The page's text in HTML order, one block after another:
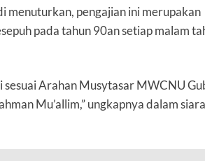
menuturkan, pengajian ini merupakan
pada tahun 90an setiap malam
Arahan Musytasar MWCNU
Mu’allim,” ungkapnya dalam